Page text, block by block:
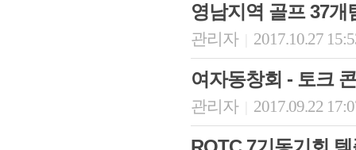
영남지역 골프 37
관리자 2017.10.27
여자동창회 - 토크
관리자 2017.09.22